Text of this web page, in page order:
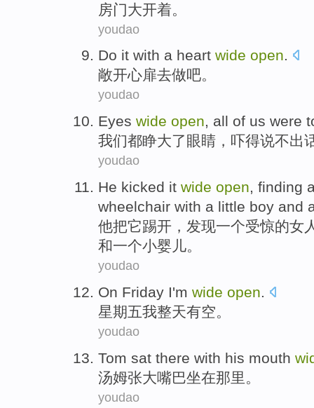
房门大开着。
youdao
Do it with a heart wide open.
敞开心扉去做吧。
youdao
Eyes wide open, all of us were
我们都睁大了眼睛，吓得说不出
youdao
He kicked it wide open, finding
wheelchair with a little boy and
他把它踢开，发现一个受惊的女
和一个小婴儿。
youdao
On Friday I'm wide open.
星期五我整天有空。
youdao
Tom sat there with his mouth
汤姆张大嘴巴坐在那里 。
youdao